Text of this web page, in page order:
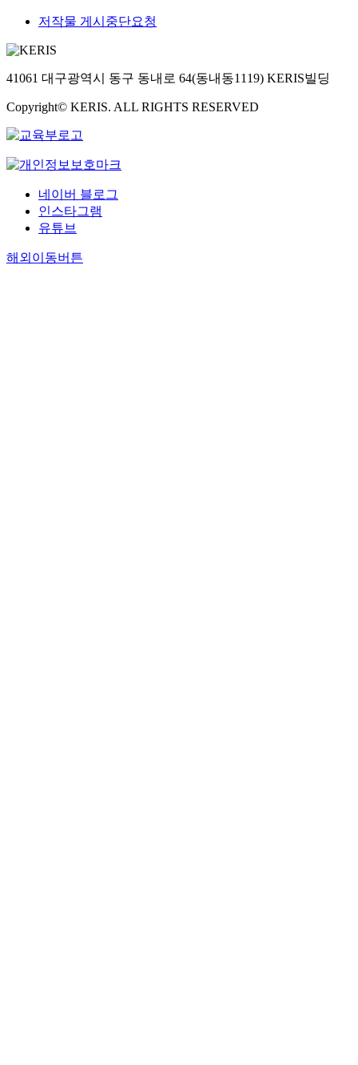
저작물 게시중단요청
41061 대구광역시 동구 동내로 64(동내동1119) KERIS빌딩
Copyright© KERIS. ALL RIGHTS RESERVED
네이버 블로그
인스타그램
유튜브
해외이동버튼